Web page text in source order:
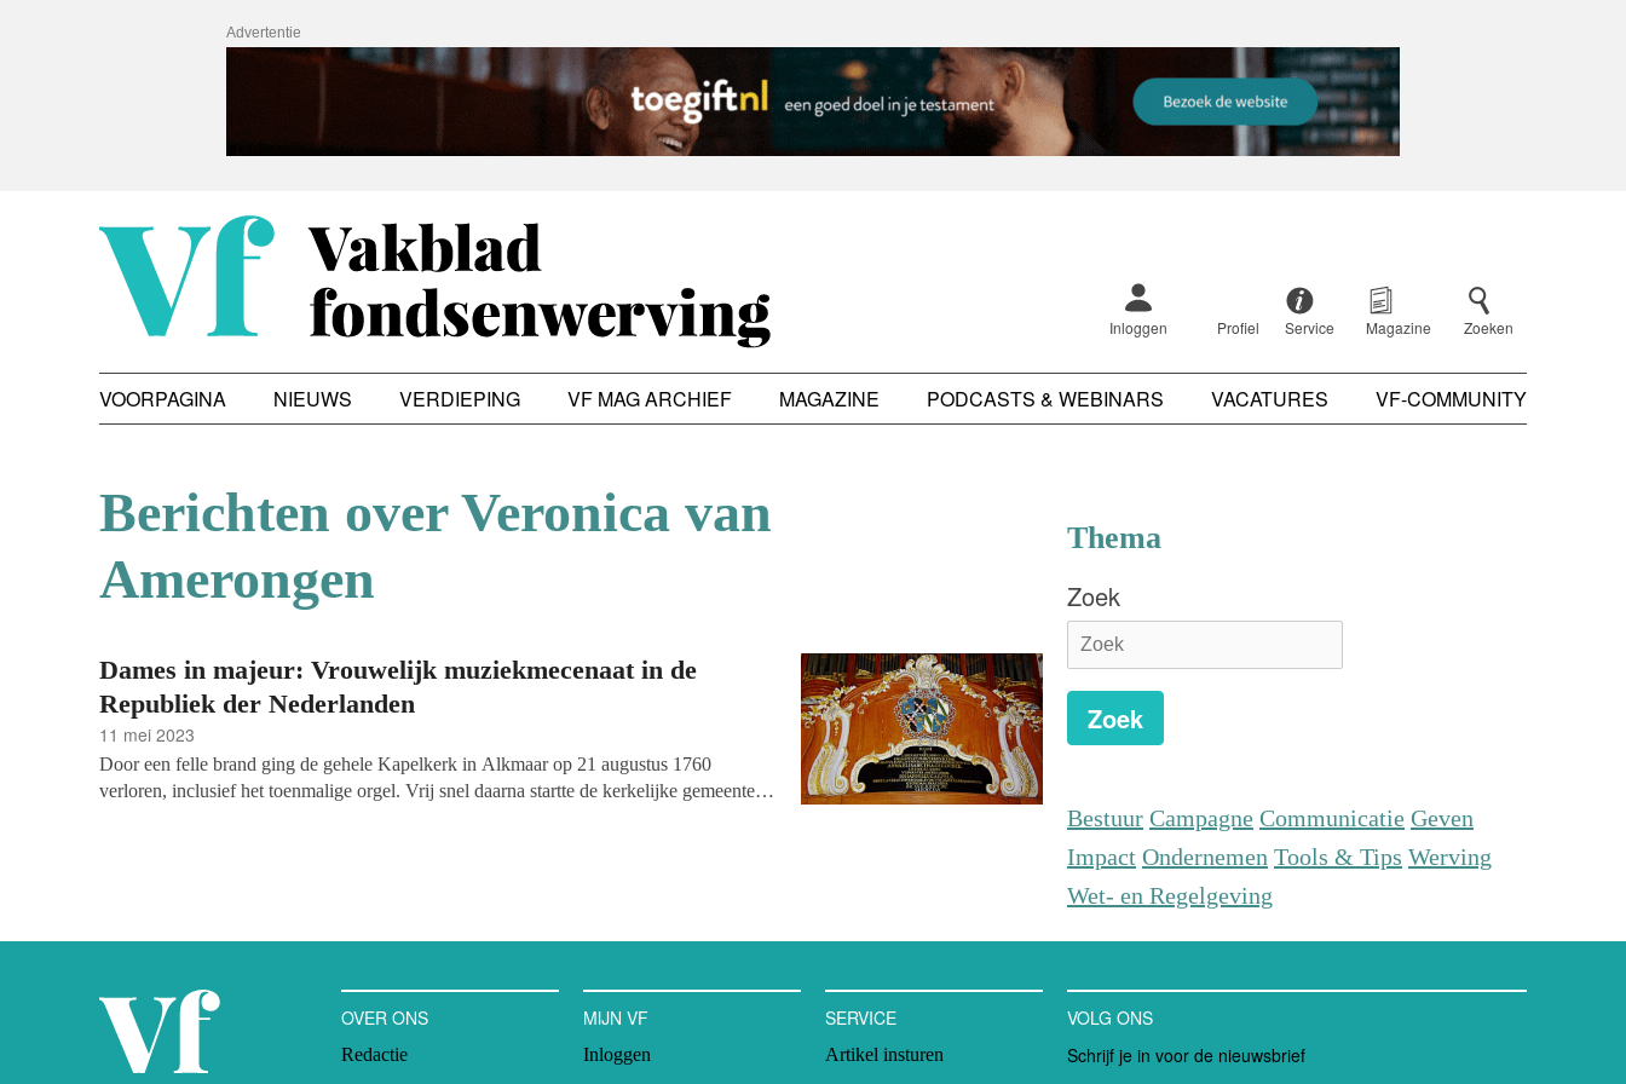
Advertentie
Inloggen Profiel Service Magazine Zoeken
VOORPAGINA NIEUWS VERDIEPING VF MAG ARCHIEF MAGAZINE PODCASTS & WEBINARS VACATURES VF-COMMUNITY
Berichten over Veronica van
Amerongen
Dames in majeur: Vrouwelijk muziekmecenaat in de
Republiek der Nederlanden
11 mei 2023
Door een felle brand ging de gehele Kapelkerk in Alkmaar op 21 augustus 1760
verloren, inclusief het toenmalige orgel. Vrij snel daarna startte de kerkelijke gemeente
Thema
Zoek
Zoek
Bestuur Campagne Communicatie Geven
Impact Ondernemen Tools & Tips Werving
Wet- en Regelgeving
OVER ONS
Redactie
MIJN VF
Inloggen
SERVICE
Artikel insturen
VOLG ONS
Schrijf je in voor de nieuwsbrief